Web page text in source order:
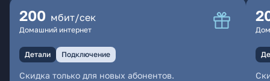
200 мбит/сек
Домашний интернет
Детали Подключение
Скидка только для новых абонентов.